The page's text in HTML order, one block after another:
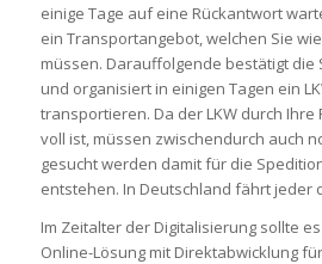
einige Tage auf eine Rückantwort
ein Transportangebot, welchen Sie
müssen. Darauffolgende bestätigt die
und organisiert in einigen Tagen ein
transportieren. Da der LKW durch Ihre
voll ist, müssen zwischendurch auch
gesucht werden damit für die
entstehen. In Deutschland fährt jeder
Im Zeitalter der Digitalisierung sollte
Online-Lösung mit Direktabwicklung